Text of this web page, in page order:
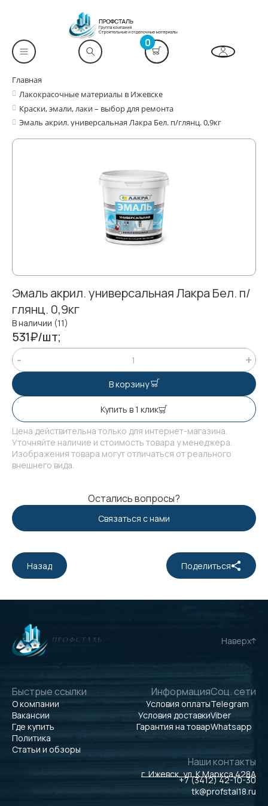
0
Главная
Лакокрасочные материалы в Ижевске
Краски, эмали, лаки – выбор для ремонта
Эмаль акрил. универсальная Лакра Бел. п/глянц. 0,9кг
Эмаль акрил. универсальная Лакра Бел. п/
глянц. 0,9кг
В наличии (11)
531₽/шт;
В корзину
Купить в 1 клик
Цена действительна только для интернет-магазина.
Уточняйте наличие и стоимость товара у менеджера.
Изображения товара могут отличаться от реального
внешнего вида.
Остались вопросы?
Связаться с нами
Назад Поделиться
Наверх
Быстрые ссылки
О компании
Вакансии
Где купить
Политика
Статьи и обзоры
Информация
Условия оплаты
Условия доставки
Гарантия на товар
Соц. сети
Telegram
Viber
Whatsapp
Наши контакты
г. Ижевск, ул. К.Маркса 428А
+7 (3412) 42-10-30
tk@profstal18.ru